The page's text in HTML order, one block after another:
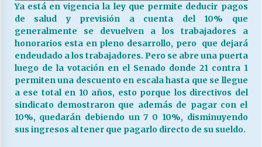
Releyendo la Rerum Novarum a 135 años. “La
cuestión social hoy”.
16/05/2026
S.O.S. a los ricos, Save Our Souls (Salvar
Nuestras Almas)
30/04/2026
Ya está en vigencia la ley que permite deducir pagos
de salud y previsión a cuenta del 10% que
generalmente se devuelven a los trabajadores a
honorarios esta en pleno desarrollo, pero que dejará
endeudado a los trabajadores. Pero se abre una puerta
luego de la votación en el Senado donde 21 contra 1
permiten una descuento en escala hasta que se llegue
a ese total en 10 años, esto porque los directivos del
sindicato demostraron que además de pagar con el
10%, quedarán debiendo un 7 0 10%, disminuyendo
sus ingresos al tener que pagarlo directo de su sueldo.